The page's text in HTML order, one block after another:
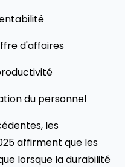
d'affaires
du personnel
les
affirment que les
lorsque la durabilité